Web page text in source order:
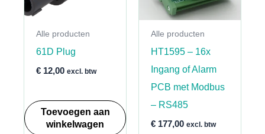
Alle producten
61D Plug
€12,00 excl. btw
Toevoegen aan
winkelwagen
Alle producten
HT1595 – 16x
Ingang of Alarm
PCB met Modbus
– RS485
€177,00 excl. btw